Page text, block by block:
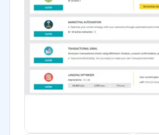
ONG
Gobierno
Transporte y logística
Marketing y Comunicación
Automotriz